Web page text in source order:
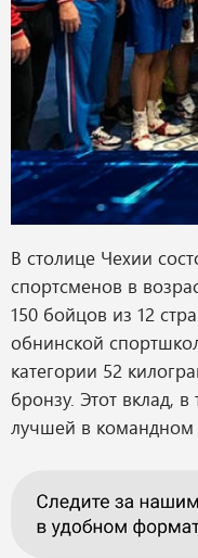
В столице Чехии
спортсменов в
150 бойцов из 12
обнинской
категории 52
бронзу. Этот вклад,
лучшей в командном